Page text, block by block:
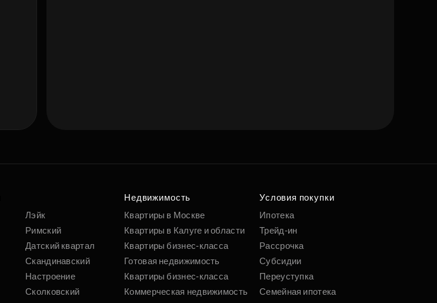
Лэйк
Римский
Датский квартал
Скандинавский
Настроение
Сколковский
Недвижимость
Квартиры в Москве
Квартиры в Калуге и области
Квартиры бизнес-класса
Готовая недвижимость
Квартиры бизнес-класса
Коммерческая недвижимость
Условия покупки
Ипотека
Трейд-ин
Рассрочка
Субсидии
Переуступка
Семейная ипотека